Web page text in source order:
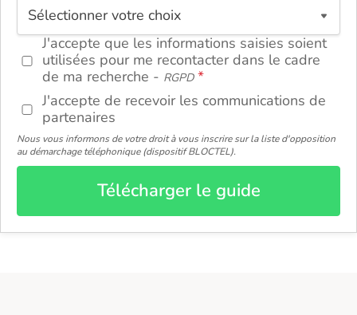
J'accepte que les informations saisies soient
utilisées pour me recontacter dans le cadre
de ma recherche - RGPD
J'accepte de recevoir les communications de
partenaires
Nous vous informons de votre droit à vous inscrire sur la liste d'opposition
au démarchage téléphonique (dispositif BLOCTEL).
Télécharger le guide